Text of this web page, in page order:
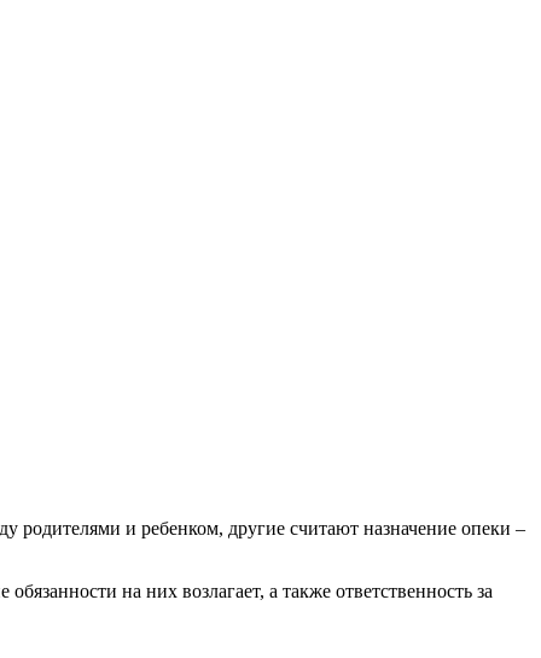
и ребенком, другие считают назначение опеки –
на них возлагает, а также ответственность за